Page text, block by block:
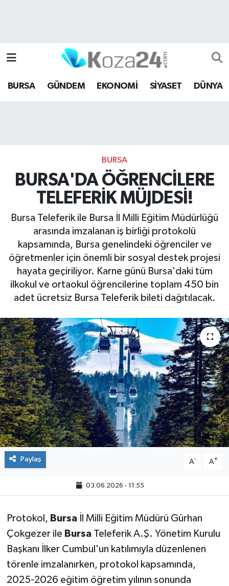
BURSA GÜNDEM EKONOMİ SİYASET DÜNYA
BURSA
BURSA'DA ÖĞRENCİLERE
TELEFERİK MÜJDESİ!
Bursa Teleferik ile Bursa İl Milli Eğitim Müdürlüğü
arasında imzalanan iş birliği protokolü
kapsamında, Bursa genelindeki öğrenciler ve
öğretmenler için önemli bir sosyal destek projesi
hayata geçiriliyor. Karne günü Bursa'daki tüm
ilkokul ve ortaokul öğrencilerine toplam 450 bin
adet ücretsiz Bursa Teleferik bileti dağıtılacak.
Paylaş A- A+
03.06.2026 - 11:55
Protokol, Bursaİl Milli Eğitim Müdürü Gürhan
Çokgezer ile BursaTeleferik A.Ş. Yönetim Kurulu
Başkanı İlker Cumbul'un katılımıyla düzenlenen
törenle imzalanırken, protokol kapsamında,
2025-2026 eğitim öğretim yılının sonunda
Bursa Hava Durumu
Bursa Namaz Vakitleri
Son Dakika Haberleri
Haber Arşivi